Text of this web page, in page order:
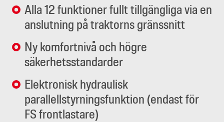
Alla 12 funktioner fullt tillgängliga via en
anslutning på traktorns gränssnitt
Ny komfortnivå och högre
säkerhetsstandarder
Elektronisk hydraulisk
parallellstyrningsfunktion (endast för
FS frontlastare)